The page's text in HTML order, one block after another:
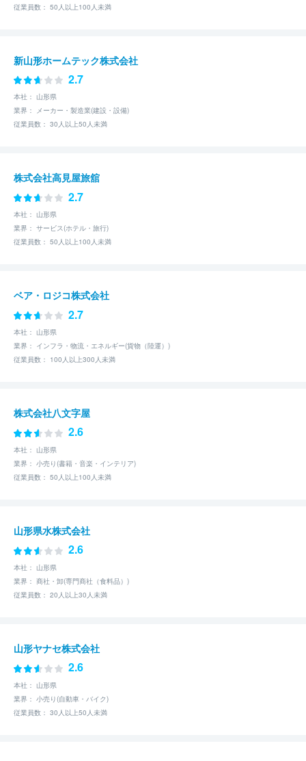
従業員数： 50人以上100人未満
新山形ホームテック株式会社
2.7
本社： 山形県
業界： メーカー・製造業(建設・設備)
従業員数： 30人以上50人未満
株式会社高見屋旅舘
2.7
本社： 山形県
業界： サービス(ホテル・旅行)
従業員数： 50人以上100人未満
ベア・ロジコ株式会社
2.7
本社： 山形県
業界： インフラ・物流・エネルギー(貨物（陸運）)
従業員数： 100人以上300人未満
株式会社八文字屋
2.6
本社： 山形県
業界： 小売り(書籍・音楽・インテリア)
従業員数： 50人以上100人未満
山形県水株式会社
2.6
本社： 山形県
業界： 商社・卸(専門商社（食料品）)
従業員数： 20人以上30人未満
山形ヤナセ株式会社
2.6
本社： 山形県
業界： 小売り(自動車・バイク)
従業員数： 30人以上50人未満